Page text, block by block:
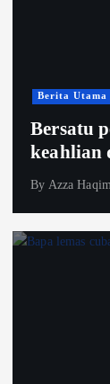
Berita Utama
Bersatu
keahlian
By Azza